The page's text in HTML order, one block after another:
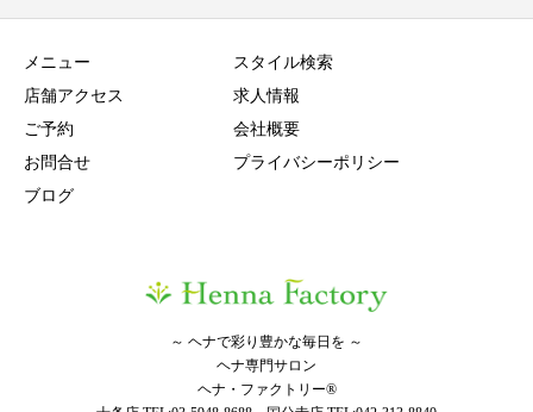
メニュー
店舗アクセス
ご予約
お問合せ
ブログ
スタイル検索
求人情報
会社概要
プライバシーポリシー
～ ヘナで彩り豊かな毎日を ～
ヘナ専門サロン
ヘナ・ファクトリー®